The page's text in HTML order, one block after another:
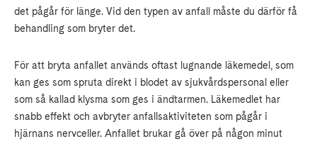
det pågår för länge. Vid den typen av anfall måste du därför få
behandling som bryter det.
För att bryta anfallet används oftast lugnande läkemedel, som
kan ges som spruta direkt i blodet av sjukvårdspersonal eller
som så kallad klysma som ges i ändtarmen. Läkemedlet har
snabb effekt och avbryter anfallsaktiviteten som pågår i
hjärnans nervceller. Anfallet brukar gå över på någon minut